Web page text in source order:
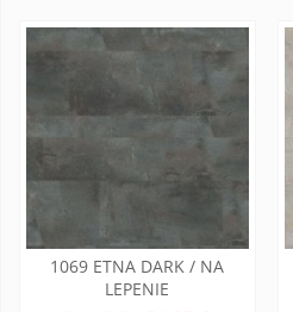
1069 ETNA DARK / NA
LEPENIE